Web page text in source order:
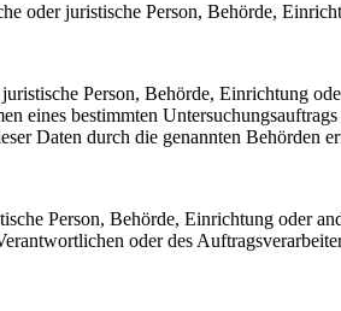
oder juristische Person, Behörde,
Person, Behörde, Einrichtung
eines bestimmten
Daten durch die genannten
Person, Behörde, Einrichtung oder
oder des